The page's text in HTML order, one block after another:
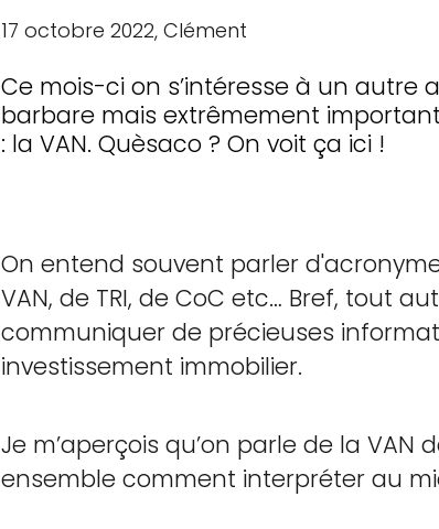
17 octobre 2022, Clément
Ce mois-ci on s’intéresse à un autre
barbare mais extrêmement
: la VAN. Quèsaco ? On voit ça ici !
On entend souvent parler
VAN, de TRI, de CoC etc… Bref, tout
communiquer de précieuses
investissement immobilier.
Je m’aperçois qu’on parle de la VAN
ensemble comment interpréter au